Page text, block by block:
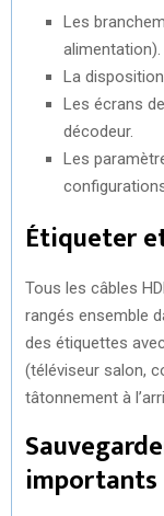
Les
alimentation).
La
Les écrans
décodeur.
Les
Étiqueter
Tous les câbles
rangés ensemble
des étiquettes
(téléviseur salon,
tâtonnement à
importants